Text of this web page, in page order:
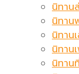
นิทาน
นิทาน
นิทาน
นิทาน
นิทาน